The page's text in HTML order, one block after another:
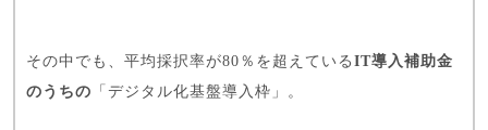
その中でも、平均採択率が80％を超えている IT導入補助金
のうちの 「デジタル化基盤導入枠」 。